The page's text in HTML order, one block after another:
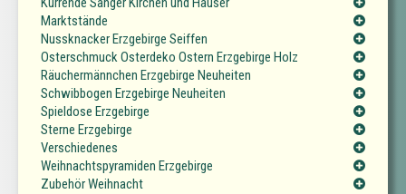
Marktstände
Nussknacker Erzgebirge Seiffen
Osterschmuck Osterdeko Ostern Erzgebirge Holz
Räuchermännchen Erzgebirge Neuheiten
Schwibbogen Erzgebirge Neuheiten
Spieldose Erzgebirge
Sterne Erzgebirge
Verschiedenes
Weihnachtspyramiden Erzgebirge
Zubehör Weihnacht